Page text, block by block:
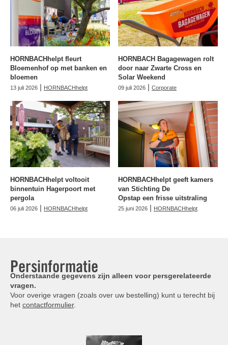
HORNBACHhelpt fleurt
Bloemenhof op met banken en
bloemen
13 juli 2026 | HORNBACHhelpt
HORNBACH Bagagewagen rolt
door naar Zwarte Cross en
Solar Weekend
09 juli 2026 | Corporate
HORNBACHhelpt voltooit
binnentuin Hagerpoort met
pergola
06 juli 2026 | HORNBACHhelpt
HORNBACHhelpt geeft kamers
van Stichting De
Opstap een frisse uitstraling
25 juni 2026 | HORNBACHhelpt
Persinformatie
Onderstaande gegevens zijn alleen voor persgerelateerde
vragen.
Voor overige vragen (zoals over uw bestelling) kunt u terecht bij
het contactformulier.